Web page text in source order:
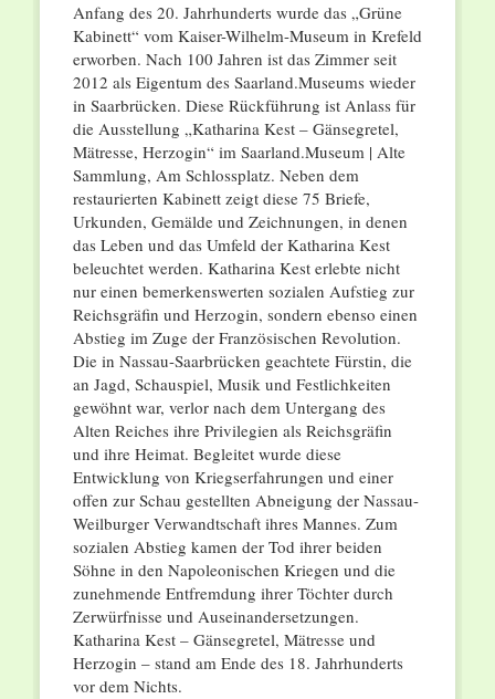
Anfang des 20. Jahrhunderts wurde das „Grüne
Kabinett“ vom Kaiser-Wilhelm-Museum in Krefeld
erworben. Nach 100 Jahren ist das Zimmer seit
2012 als Eigentum des Saarland.Museums wieder
in Saarbrücken. Diese Rückführung ist Anlass für
die Ausstellung „Katharina Kest – Gänsegretel,
Mätresse, Herzogin“ im Saarland.Museum | Alte
Sammlung, Am Schlossplatz. Neben dem
restaurierten Kabinett zeigt diese 75 Briefe,
Urkunden, Gemälde und Zeichnungen, in denen
das Leben und das Umfeld der Katharina Kest
beleuchtet werden. Katharina Kest erlebte nicht
nur einen bemerkenswerten sozialen Aufstieg zur
Reichsgräfin und Herzogin, sondern ebenso einen
Abstieg im Zuge der Französischen Revolution.
Die in Nassau-Saarbrücken geachtete Fürstin, die
an Jagd, Schauspiel, Musik und Festlichkeiten
gewöhnt war, verlor nach dem Untergang des
Alten Reiches ihre Privilegien als Reichsgräfin
und ihre Heimat. Begleitet wurde diese
Entwicklung von Kriegserfahrungen und einer
offen zur Schau gestellten Abneigung der Nassau-
Weilburger Verwandtschaft ihres Mannes. Zum
sozialen Abstieg kamen der Tod ihrer beiden
Söhne in den Napoleonischen Kriegen und die
zunehmende Entfremdung ihrer Töchter durch
Zerwürfnisse und Auseinandersetzungen.
Katharina Kest – Gänsegretel, Mätresse und
Herzogin – stand am Ende des 18. Jahrhunderts
vor dem Nichts.